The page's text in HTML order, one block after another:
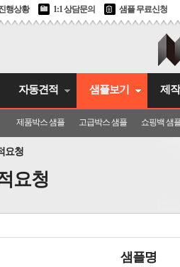
행상황 1:1 상담문의 샘플 무료신청
자동견적 샘플보기
제품박스 샘플 고급박스 샘플 쇼핑백 샘
제
요청
요청
샘플명